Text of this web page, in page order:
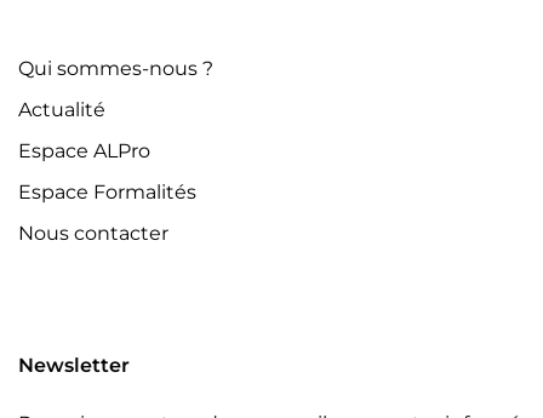
Qui sommes-nous ?
Actualité
Espace ALPro
Espace Formalités
Nous contacter
Newsletter